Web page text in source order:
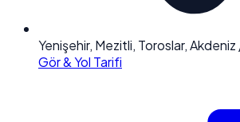
Yenişehir, Mezitli, Toroslar, Akdeniz
Gör & Yol Tarifi